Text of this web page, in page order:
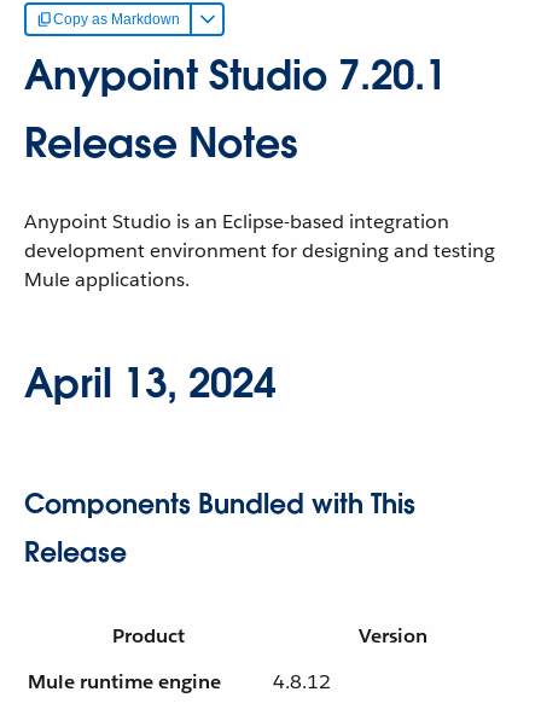
Copy as Markdown
Anypoint Studio 7.20.1
Release Notes
Anypoint Studio is an Eclipse-based integration
development environment for designing and testing
Mule applications.
April 13, 2024
Components Bundled with This
Release
Product
Version
Mule runtime engine
4.8.12